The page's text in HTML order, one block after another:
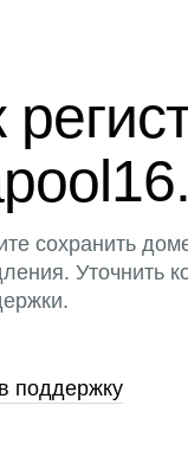
сохранить
Уточнить
поддержку